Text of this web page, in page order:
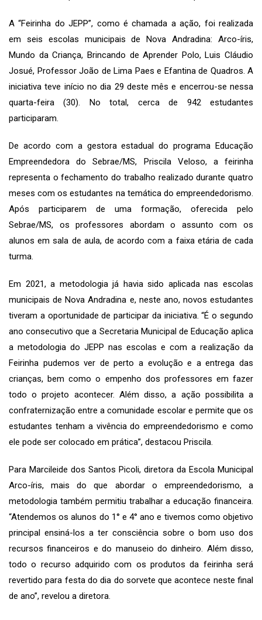
A “Feirinha do JEPP”, como é chamada a ação, foi realizada
em seis escolas municipais de Nova Andradina: Arco-íris,
Mundo da Criança, Brincando de Aprender Polo, Luis Cláudio
Josué, Professor João de Lima Paes e Efantina de Quadros. A
iniciativa teve início no dia 29 deste mês e encerrou-se nessa
quarta-feira (30). No total, cerca de 942 estudantes
participaram.
De acordo com a gestora estadual do programa Educação
Empreendedora do Sebrae/MS, Priscila Veloso, a feirinha
representa o fechamento do trabalho realizado durante quatro
meses com os estudantes na temática do empreendedorismo.
Após participarem de uma formação, oferecida pelo
Sebrae/MS, os professores abordam o assunto com os
alunos em sala de aula, de acordo com a faixa etária de cada
turma.
Em 2021, a metodologia já havia sido aplicada nas escolas
municipais de Nova Andradina e, neste ano, novos estudantes
tiveram a oportunidade de participar da iniciativa. “É o segundo
ano consecutivo que a Secretaria Municipal de Educação aplica
a metodologia do JEPP nas escolas e com a realização da
Feirinha pudemos ver de perto a evolução e a entrega das
crianças, bem como o empenho dos professores em fazer
todo o projeto acontecer. Além disso, a ação possibilita a
confraternização entre a comunidade escolar e permite que os
estudantes tenham a vivência do empreendedorismo e como
ele pode ser colocado em prática”, destacou Priscila.
Para Marcileide dos Santos Picoli, diretora da Escola Municipal
Arco-íris, mais do que abordar o empreendedorismo, a
metodologia também permitiu trabalhar a educação financeira.
“Atendemos os alunos do 1° e 4° ano e tivemos como objetivo
principal ensiná-los a ter consciência sobre o bom uso dos
recursos financeiros e do manuseio do dinheiro. Além disso,
todo o recurso adquirido com os produtos da feirinha será
revertido para festa do dia do sorvete que acontece neste final
de ano”, revelou a diretora.